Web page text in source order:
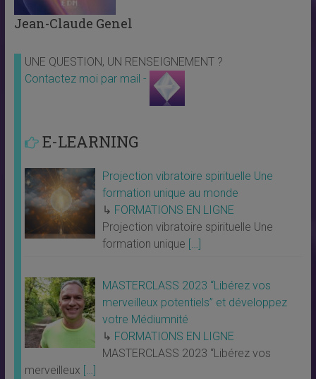
Jean-Claude Genel
UNE QUESTION, UN RENSEIGNEMENT ?
Contactez moi par mail -
E-LEARNING
Projection vibratoire spirituelle Une
formation unique au monde
↳ FORMATIONS EN LIGNE
Projection vibratoire spirituelle Une
formation unique […]
MASTERCLASS 2023 “Libérez vos
merveilleux potentiels” et développez
votre Médiumnité
↳ FORMATIONS EN LIGNE
MASTERCLASS 2023 “Libérez vos
merveilleux […]